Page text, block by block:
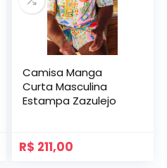
Camisa Manga
Curta Masculina
Estampa Zazulejo
R$ 211,00